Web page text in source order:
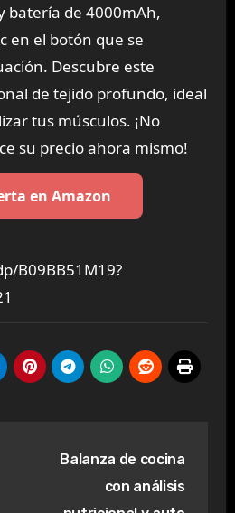
batería de 4000mAh,
en el botón que se
Descubre este
de tejido profundo, ideal
tus músculos. ¡No
su precio ahora mismo!
en Amazon
B09BB51M19?
Balanza de cocina
con análisis